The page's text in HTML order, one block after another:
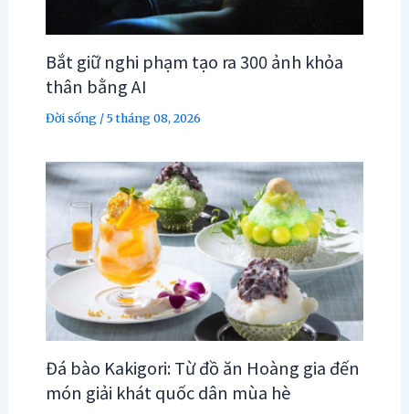
Bắt giữ nghi phạm tạo ra 300 ảnh khỏa
thân bằng AI
Đời sống/5 tháng 08, 2026
Đá bào Kakigori: Từ đồ ăn Hoàng gia đến
món giải khát quốc dân mùa hè